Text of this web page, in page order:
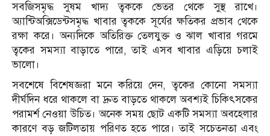
সবজিসমৃদ্ধ সুষম খাদ্য ত্বককে ভেতর থেকে সুস্থ রাখে।
অ্যান্টিঅক্সিডেন্টসমৃদ্ধ খাবার ত্বককে সূর্যের ক্ষতিকর প্রভাব থেকে
রক্ষা করে। অন্যদিকে অতিরিক্ত তেলযুক্ত ও ঝাল খাবার গরমে
ত্বকের সমস্যা বাড়াতে পারে, তাই এসব খাবার এড়িয়ে চলাই
ভালো।
সবশেষে বিশেষজ্ঞরা মনে করিয়ে দেন, ত্বকের কোনো সমস্যা
দীর্ঘদিন ধরে থাকলে বা দ্রুত বাড়তে থাকলে অবশ্যই চিকিৎসকের
পরামর্শ নেওয়া উচিত। অনেক সময় ছোট একটি সমস্যা অবহেলার
কারণে বড় জটিলতায় পরিণত হতে পারে। তাই সচেতনতা এবং